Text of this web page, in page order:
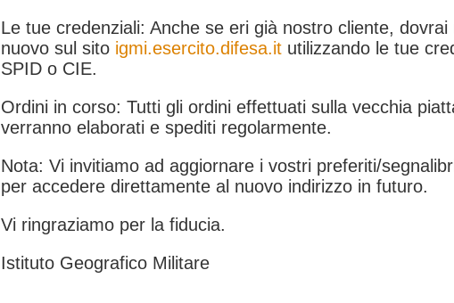
Le tue credenziali: Anche se eri già nostro cliente, dovrai
nuovo sul sito igmi.esercito.difesa.it utilizzando le tue
SPID o CIE.
Ordini in corso: Tutti gli ordini effettuati sulla vecchia
verranno elaborati e spediti regolarmente.
Nota: Vi invitiamo ad aggiornare i vostri preferiti/
per accedere direttamente al nuovo indirizzo in futuro.
Vi ringraziamo per la fiducia.
Istituto Geografico Militare